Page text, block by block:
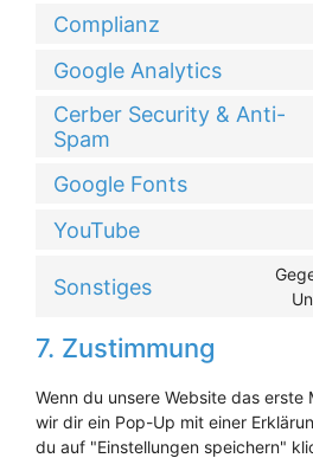
Complianz
Google Analytics
Cerber Security & Anti-
Spam
Google Fonts
YouTube
Sonstiges
7. Zustimmung
Wenn du unsere Website das erste
wir dir ein Pop-Up mit einer
du auf "Einstellungen speichern"